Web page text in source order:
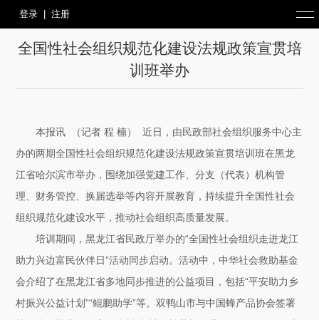
登录| 注册
全国性社会组织规范化建设法规政策宣贯培
训班举办
本报讯 （记者 程 楠） 近日，由民政部社会组织服务中心主
办的两期全国性社会组织规范化建设法规政策宣贯培训班在黑龙
江省哈尔滨市举办，围绕加强党建工作、分支（代表）机构管
理、财务管控、换届选举等内容开展教育，持续提升全国性社会
组织规范化建设水平，推动社会组织高质量发展。
培训期间，黑龙江省民政厅举办的“全国性社会组织走进龙江
助力兴边富民伙伴日”活动同步启动。活动中，中华社会救助基金
会介绍了在黑龙江省多地同步推进的公益项目，包括“平安助力乡
村振兴公益计划”“鲲鹏助学”等。双鸭山市与中国蜂产品协会签署